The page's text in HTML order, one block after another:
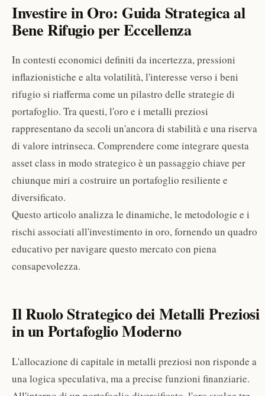
Investire in Oro: Guida Strategica al
Bene Rifugio per Eccellenza
In contesti economici definiti da incertezza, pressioni
inflazionistiche e alta volatilità, l'interesse verso i beni
rifugio si riafferma come un pilastro delle strategie di
portafoglio. Tra questi, l'oro e i metalli preziosi
rappresentano da secoli un'ancora di stabilità e una riserva
di valore intrinseca. Comprendere come integrare questa
asset class in modo strategico è un passaggio chiave per
chiunque miri a costruire un portafoglio resiliente e
diversificato.
Questo articolo analizza le dinamiche, le metodologie e i
rischi associati all'investimento in oro, fornendo un quadro
educativo per navigare questo mercato con piena
consapevolezza.
Il Ruolo Strategico dei Metalli Preziosi
in un Portafoglio Moderno
L'allocazione di capitale in metalli preziosi non risponde a
una logica speculativa, ma a precise funzioni finanziarie.